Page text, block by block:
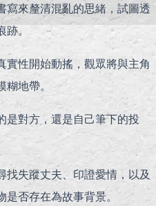
寫來釐清混亂的思緒，試圖透
。
實性開始動搖，觀眾將與主角
地帶。
是對方，還是自己筆下的投
找失蹤丈夫、印證愛情，以及
否存在為故事背景。